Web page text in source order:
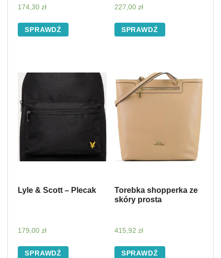
174,30 zł
SPRAWDŹ
227,00 zł
SPRAWDŹ
Lyle & Scott – Plecak
179,00 zł
SPRAWDŹ
Torebka shopperka ze
skóry prosta
415,92 zł
SPRAWDŹ